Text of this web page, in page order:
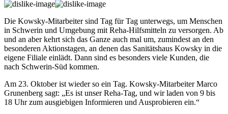
Die Kowsky-Mitarbeiter sind Tag für Tag unterwegs, um Menschen
in Schwerin und Umgebung mit Reha-Hilfsmitteln zu versorgen. Ab
und an aber kehrt sich das Ganze auch mal um, zumindest an den
besonderen Aktionstagen, an denen das Sanitätshaus Kowsky in die
eigene Filiale einlädt. Dann sind es besonders viele Kunden, die
nach Schwerin-Süd kommen.
Am 23. Oktober ist wieder so ein Tag. Kowsky-Mitarbeiter Marco
Grunenberg sagt: „Es ist unser Reha-Tag, und wir laden von 9 bis
18 Uhr zum ausgiebigen Informieren und Ausprobieren ein.“